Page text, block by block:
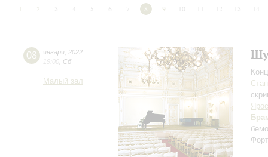
1 2 3 4 5 6 7 8 9 10 12 13 14
08 января 2022
19:00 Сб
Малый зал